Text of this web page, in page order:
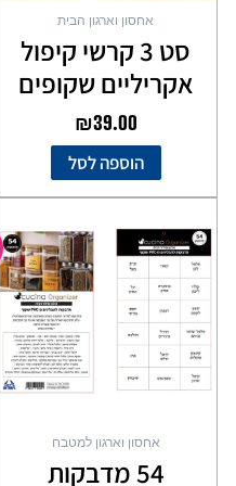
אחסון וארגון הבית
סט 3 קרשי קיפול
אקריליים שקופים
₪39.00
הוספה לסל
אחסון וארגון למטבח
54 מדבקות